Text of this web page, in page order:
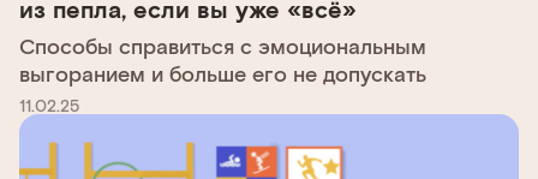
из пепла, если вы уже «всё»
Способы справиться с эмоциональным
выгоранием и больше его не допускать
11.02.25